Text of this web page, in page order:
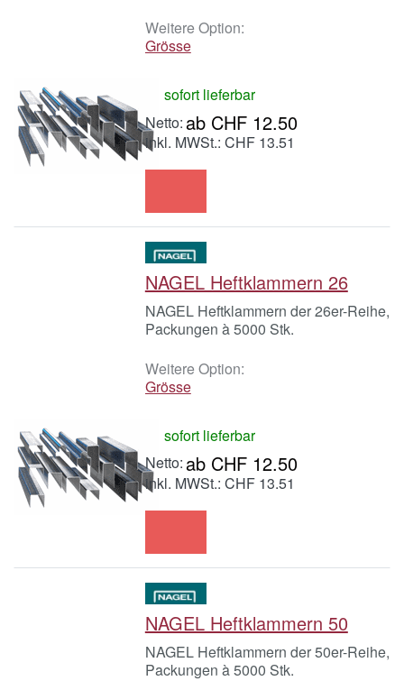
Weitere Option:
Grösse
sofort lieferbar
ab CHF 12.50
inkl. MWSt.: CHF 13.51
NAGEL Heftklammern 26
NAGEL Heftklammern der 26er-Reihe,
Packungen à 5000 Stk.
Weitere Option:
Grösse
sofort lieferbar
ab CHF 12.50
inkl. MWSt.: CHF 13.51
NAGEL Heftklammern 50
NAGEL Heftklammern der 50er-Reihe,
Packungen à 5000 Stk.